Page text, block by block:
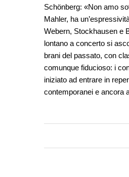
Schönberg: «Non amo
Mahler, ha
Webern, Stockhausen e
lontano a concerto si
brani del passato, con
comunque fiducioso: i
iniziato ad entrare in
contemporanei e ancora